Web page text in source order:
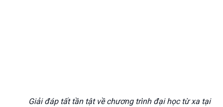
Giải đáp tất tần tật về chương trình đại học từ xa tại